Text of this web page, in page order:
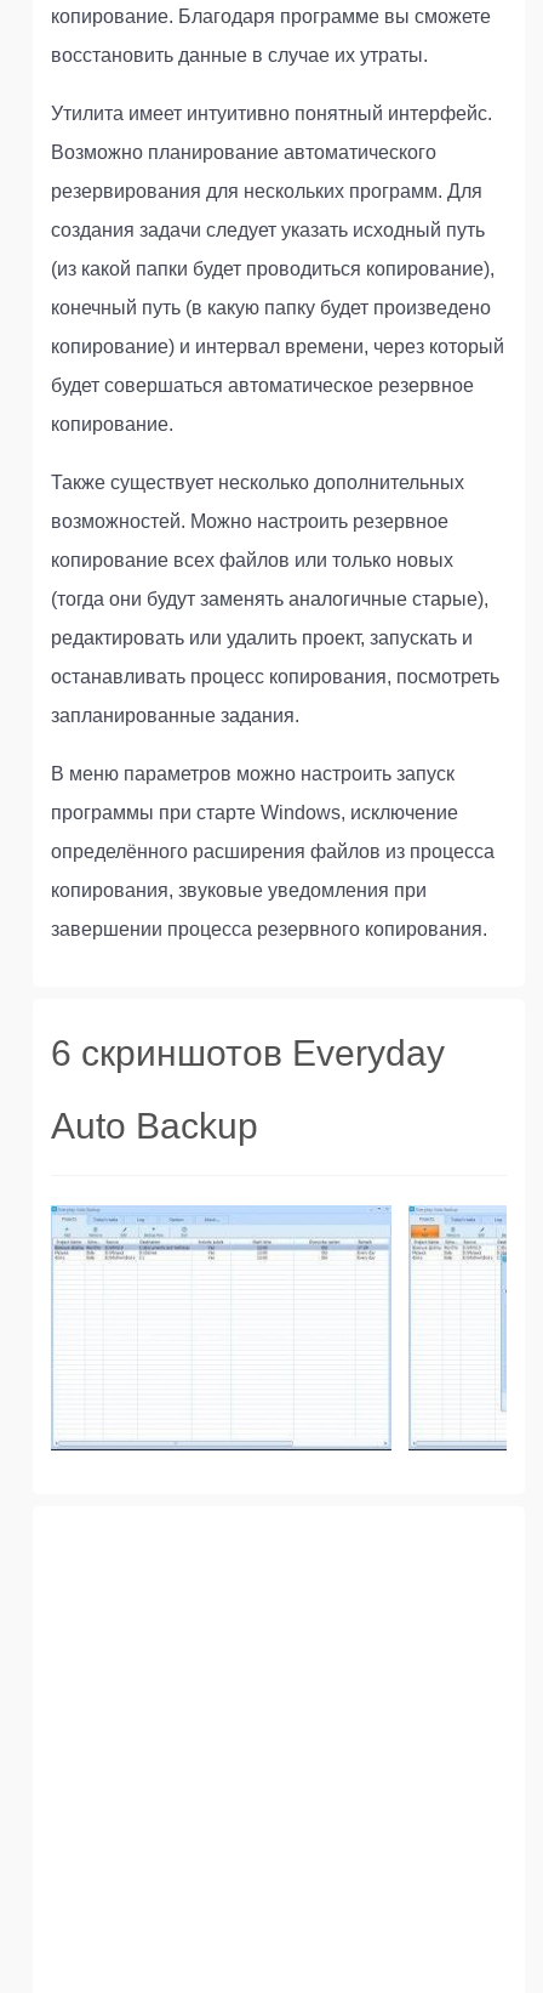
копирование. Благодаря программе вы сможете
восстановить данные в случае их утраты.
Утилита имеет интуитивно понятный интерфейс.
Возможно планирование автоматического
резервирования для нескольких программ. Для
создания задачи следует указать исходный путь
(из какой папки будет проводиться копирование),
конечный путь (в какую папку будет произведено
копирование) и интервал времени, через который
будет совершаться автоматическое резервное
копирование.
Также существует несколько дополнительных
возможностей. Можно настроить резервное
копирование всех файлов или только новых
(тогда они будут заменять аналогичные старые),
редактировать или удалить проект, запускать и
останавливать процесс копирования, посмотреть
запланированные задания.
В меню параметров можно настроить запуск
программы при старте Windows, исключение
определённого расширения файлов из процесса
копирования, звуковые уведомления при
завершении процесса резервного копирования.
6 скриншотов Everyday
Auto Backup